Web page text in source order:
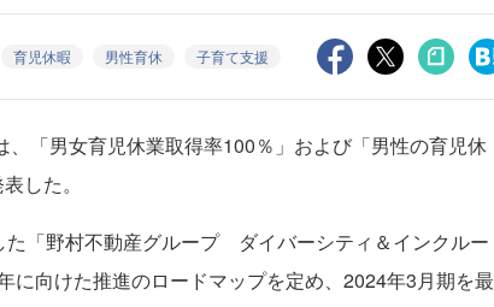
育児休暇 男性育休 子育て支援
「男女育児休業取得率100％」および「男性の育児休
した。
「野村不動産グループ ダイバーシティ＆インクルー
に向けた推進のロードマップを定め、2024年3月期を最